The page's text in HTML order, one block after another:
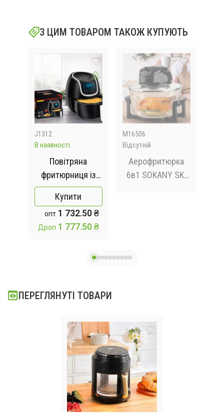
З ЦИМ ТОВАРОМ ТАКОЖ КУПУЮТЬ
J1312
В наявності
Повітряна
фритюрниця із
кнопками Silver
love MK-81-А
1500W, на 8 літрів
Купити
опт1 732.50 ₴
Дроп 1 777.50 ₴
M16506
Відсутній
Аерофритюрка
6в1 SOKANY SK-
ПЕРЕГЛЯНУТІ ТОВАРИ